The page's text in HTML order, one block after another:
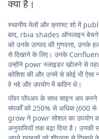
क्या है।
स्थानीय मेलों और क्राफ्ट शो में
बाद, rbia shades ऑनलाइन बेचने
को उनके उत्पाद की गुणवत्ता, उनके
से दिखाने के लिए। उनके
उन्होंने powr स्लाइडर खोजने से
कोशिश की और उनमें से कोई भी ऐसा
वे भद्दे और उपयोग में कठिन थे।
पॉवर पॉपअप के साथ साइन अप
संपर्कों को 250% से अधिक (600 से
grow ने powr सोशल का उपयोग
अनुयायियों तक बढ़ा दिया है।